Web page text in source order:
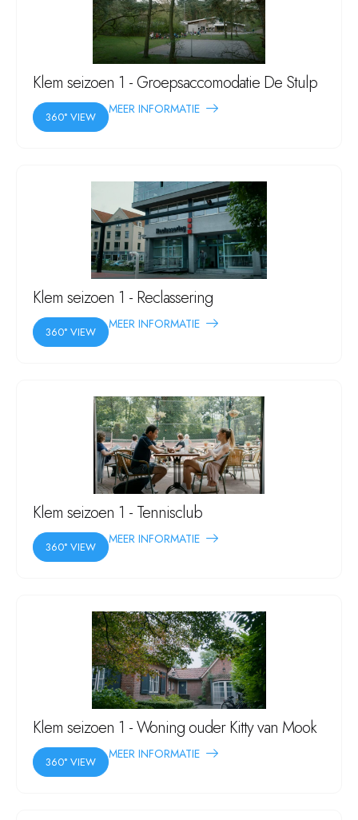
Klem seizoen 1 - Groepsaccomodatie De Stulp
360° VIEW
MEER INFORMATIE
Klem seizoen 1 - Reclassering
360° VIEW
MEER INFORMATIE
Klem seizoen 1 - Tennisclub
360° VIEW
MEER INFORMATIE
Klem seizoen 1 - Woning ouder Kitty van Mook
360° VIEW
MEER INFORMATIE